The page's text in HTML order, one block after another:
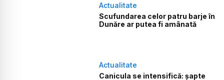
Actualitate
Scufundarea celor patru barje în
Dunăre ar putea fi amânată
Actualitate
Canicula se intensifică: șapte